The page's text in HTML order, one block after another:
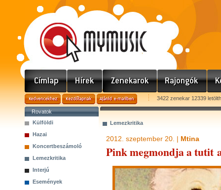
3422 zenekar 12339
Rovatok
Külföldi
Hazai
Koncertbeszámoló
Lemezkritika
Interjú
Események
Lemezkritika
2012. szeptember 20. | Mtina
Pink megmondja a tutit